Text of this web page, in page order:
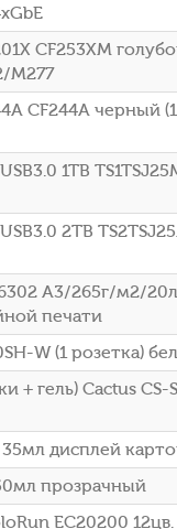
CF253XM
M277
CF244A черный
1TB
2TB
A3/265г/м2/
печати
W (1 розетка)
+ гель) Cactus
дисплей
прозрачный
EC20200